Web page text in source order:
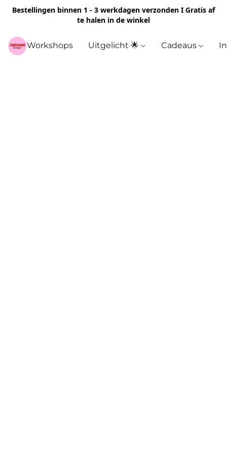
Bestellingen binnen 1 - 3 werkdagen verzonden I Gratis af
te halen in de winkel
Workshops Uitgelicht 🌟 Cadeaus